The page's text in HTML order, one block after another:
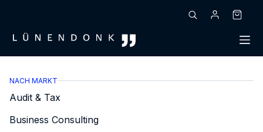
NACH MARKT
Audit & Tax
Business Consulting